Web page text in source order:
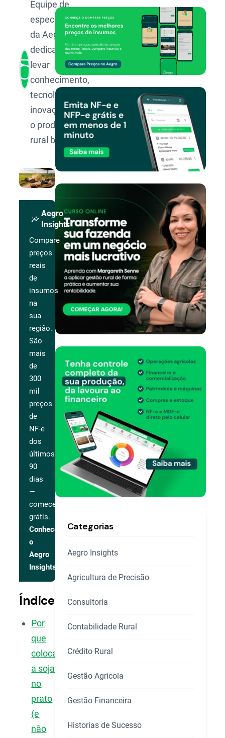
Equipe de
especialistas
da Aegro,
dedicada a
levar
conhecimento,
tecnologia e
inovação para
o produtor
rural brasileiro.
insights
Aegro
Insights
Compare
preços
reais
de
insumos
na
sua
região.
São
mais
de
300
mil
preços
de
NF-e
dos
últimos
90
dias
—
comece
grátis.
Conhecer
o
Aegro
Insights
Índice
Por
que
colocar
a soja
no
prato
(e
não
Categorias
Aegro Insights
Agricultura de Precisão
Consultoria
Contabilidade Rural
Crédito Rural
Gestão Agrícola
Gestão Financeira
Historias de Sucesso